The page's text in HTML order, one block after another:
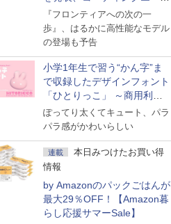
ェント「Muse Code」も
『フロンティアへの次の一
歩』、はるかに高性能なモデル
の登場も予告
小学1年生で習う“かん字”ま
で収録したデザインフォント
「ひとりっこ」 ～商用利用
OK
ぽってり太くてキュート、パラ
パラ感がかわいらしい
連載
本日みつけたお買い得
情報
by Amazonのパックごはんが
最大29％OFF！【Amazon暮
らし応援サマーSale】